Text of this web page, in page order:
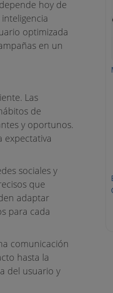
hoy de
optimizada
en un
Las
de
y oportunos.
expectativa
sociales y
que
adaptar
para cada
comunicación
hasta la
del usuario y